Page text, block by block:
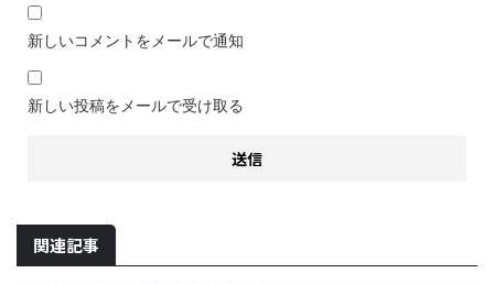
新しいコメントをメールで通知
新しい投稿をメールで受け取る
関連記事